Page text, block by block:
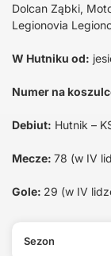
Dolcan Ząbki,
Legionovia
W Hutniku od:
Numer na
Debiut: Hutnik –
Mecze: 78 (w IV
Gole: 29 (w IV
Sezon